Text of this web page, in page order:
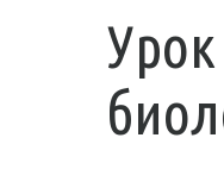
Урок